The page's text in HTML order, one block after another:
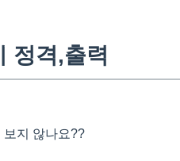
정격,출력
보지 않나요??